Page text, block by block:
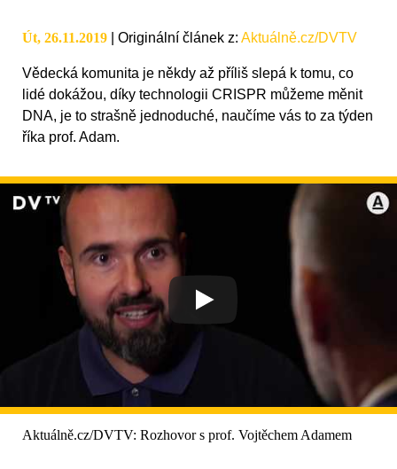
Út, 26.11.2019 Originální článek z: Aktuálně.cz/DVTV
Vědecká komunita je někdy až příliš slepá k tomu, co
lidé dokážou, díky technologii CRISPR můžeme měnit
DNA, je to strašně jednoduché, naučíme vás to za týden
říka prof. Adam.
Aktuálně.cz/DVTV: Rozhovor s prof. Vojtěchem Adamem